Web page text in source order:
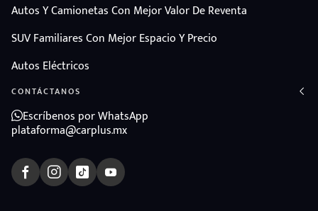
Autos Y Camionetas Con Mejor Valor De Reventa
SUV Familiares Con Mejor Espacio Y Precio
Autos Eléctricos
CONTÁCTANOS
Escríbenos por WhatsApp
plataforma@carplus.mx